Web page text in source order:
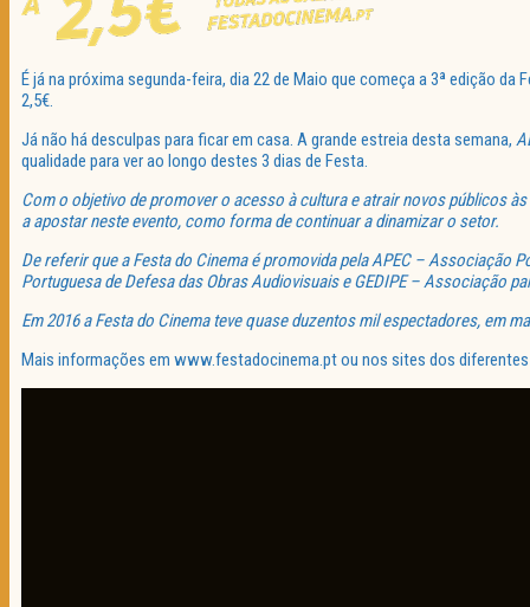
É já na próxima segunda-feira, dia 22 de Maio que começa a 3ª edição
2,5€.
Já não há desculpas para ficar em casa. A grande estreia desta semana,
qualidade para ver ao longo destes 3 dias de Festa.
Com o objetivo de promover o acesso à cultura e atrair novos públicos
a apostar neste evento, como forma de continuar a dinamizar o setor.
De referir que a Festa do Cinema é promovida pela APEC – Associação
Portuguesa de Defesa das Obras Audiovisuais e GEDIPE – Associação
Em 2016 a Festa do Cinema teve quase duzentos mil espectadores, em
Mais informações em www.festadocinema.pt ou nos sites dos